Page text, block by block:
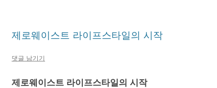
제로웨이스트 라이프스타일의 시작
댓글 남기기
제로웨이스트 라이프스타일의 시작